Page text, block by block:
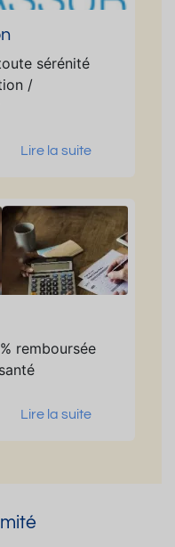
sérénité
/
Lire la suite
remboursée
Lire la suite